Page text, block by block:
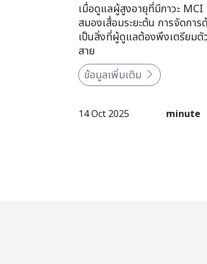
เมื่อดูแลผู้สูงอายุที่มีภาวะ MCI
สมองเสื่อมระยะต้น การจัดกา
เป็นสิ่งที่ผู้ดูแลต้องพึงเตรียมตั
สาย
ข้อมูลเพิ่มเติม
14 Oct 2025 minute